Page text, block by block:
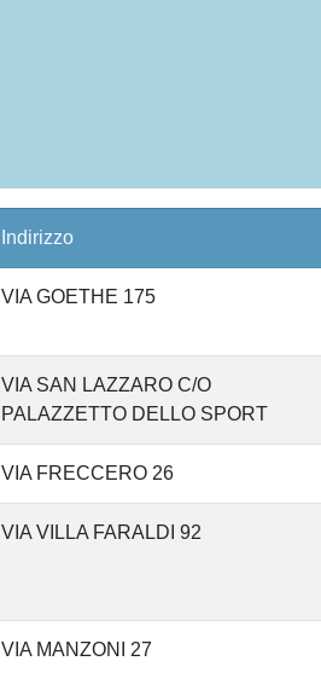
Indirizzo
VIA GOETHE 175
VIA SAN LAZZARO C/O
PALAZZETTO DELLO SPORT
VIA FRECCERO 26
VIA VILLA FARALDI 92
VIA MANZONI 27